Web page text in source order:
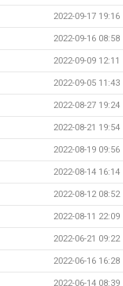
2022-09-17 19:16
2022-09-16 08:58
2022-09-09 12:11
2022-09-05 11:43
2022-08-27 19:24
2022-08-21 19:54
2022-08-19 09:56
2022-08-14 16:14
2022-08-12 08:52
2022-08-11 22:09
2022-06-21 09:22
2022-06-16 16:28
2022-06-14 08:39